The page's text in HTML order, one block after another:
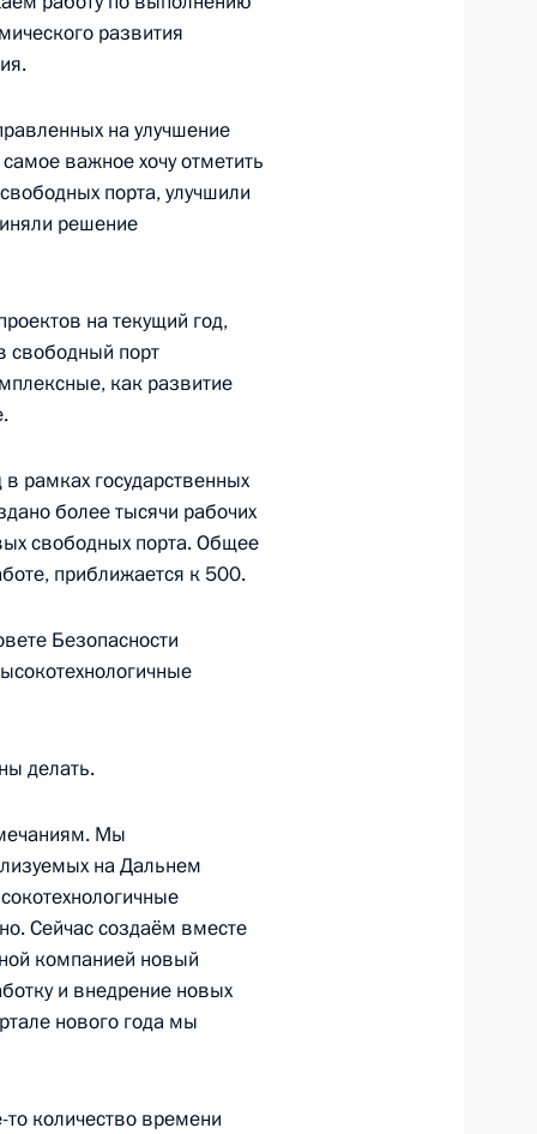
развития
на улучшение
важное хочу отметить
порта, улучшили
решение
на текущий год,
свободный порт
как развитие
рамках государственных
более тысячи рабочих
свободных порта. Общее
приближается к 500.
Безопасности
делать.
Мы
на Дальнем
Сейчас создаём вместе
компанией новый
и внедрение новых
нового года мы
количество времени